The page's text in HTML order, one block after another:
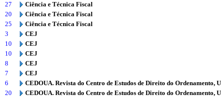
27
Ciência e Técnica Fiscal
20
Ciência e Técnica Fiscal
25
Ciência e Técnica Fiscal
3
CEJ
10
CEJ
10
CEJ
8
CEJ
7
CEJ
6
CEDOUA. Revista do Centro de Estudos de Direito do Ordenamento,
20
CEDOUA. Revista do Centro de Estudos de Direito do Ordenamento,